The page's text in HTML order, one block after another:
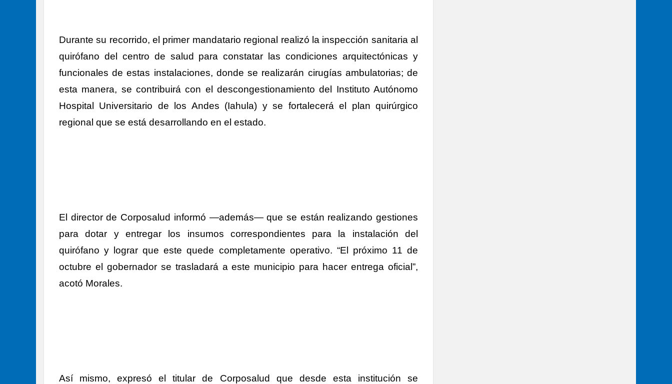
Durante su recorrido, el primer mandatario regional realizó la inspección sanitaria al
quirófano del centro de salud para constatar las condiciones arquitectónicas y
funcionales de estas instalaciones, donde se realizarán cirugías ambulatorias; de
esta manera, se contribuirá con el descongestionamiento del Instituto Autónomo
Hospital Universitario de los Andes (Iahula) y se fortalecerá el plan quirúrgico
regional que se está desarrollando en el estado.
El director de Corposalud informó —además— que se están realizando gestiones
para dotar y entregar los insumos correspondientes para la instalación del
quirófano y lograr que este quede completamente operativo. “El próximo 11 de
octubre el gobernador se trasladará a este municipio para hacer entrega oficial”,
acotó Morales.
Así mismo, expresó el titular de Corposalud que desde esta institución se